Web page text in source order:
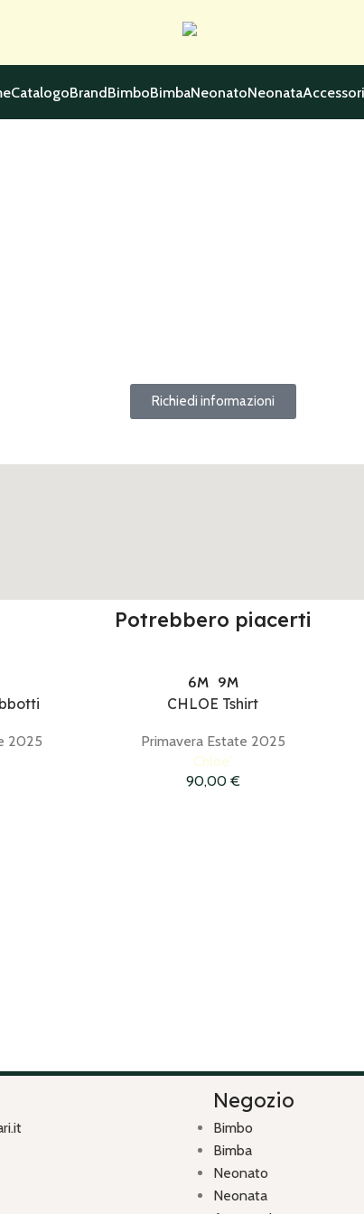
CatalogoBrandBimboBimbaNeonatoNeonataAccessori
Richiedi informazioni
Potrebbero piacerti
2025
6M 9M
CHLOE Tshirt
Primavera Estate 2025
Chloe'
90,00 €
Negozio
Bimbo
Bimba
Neonato
Neonata